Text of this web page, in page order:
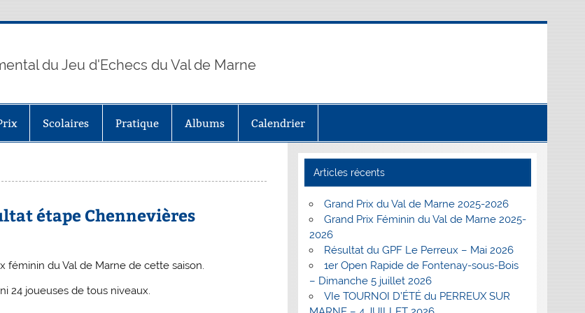
du Jeu d'Echecs du Val de Marne
Scolaires Pratique Albums Calendrier
étape Chennevières
féminin du Val de Marne de cette saison.
24 joueuses de tous niveaux.
Articles récents
Grand Prix du Val de Marne 2025-2026
Grand Prix Féminin du Val de Marne 2025-
2026
Résultat du GPF Le Perreux – Mai 2026
1er Open Rapide de Fontenay-sous-Bois
– Dimanche 5 juillet 2026
VIe TOURNOI D’ÉTÉ du PERREUX SUR